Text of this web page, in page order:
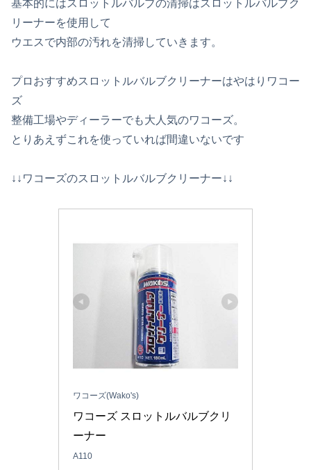
基本的にはスロットルバルブの清掃はスロットルバルブク
リーナーを使用して
ウエスで内部の汚れを清掃していきます。
プロおすすめスロットルバルブクリーナーはやはりワコー
ズ
整備工場やディーラーでも大人気のワコーズ。
とりあえずこれを使っていれば間違いないです
↓↓ワコーズのスロットルバルブクリーナー↓↓
ワコーズ(Wako's)
ワコーズ スロットルバルブクリ
ーナー
A110